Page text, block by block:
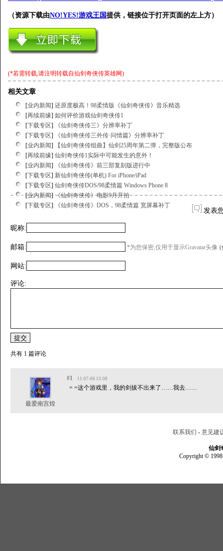
（资源下载由NO!YES!游戏王国提供，链接位于打开页面的左上方）
(*若需转载,请注明转载自仙剑奇侠传英雄网)
相关文章
[业内新闻] 还原度极高！98柔情版《仙剑奇侠传》音乐精选
[再续前缘] 如何评价游戏仙剑奇侠传1
[下载专区]
《仙剑奇侠传三》分辨率补丁
[下载专区]
《仙剑奇侠传三外传·问情篇》分辨率补丁
[业内新闻]
【仙剑奇侠传组曲】仙剑25周年第二弹，完整版公布
[再续前缘] 仙剑奇侠传1实际中可能发生的意外！
[业内新闻]
《仙剑奇侠传》前三部复刻版进行中
[下载专区] 新仙剑奇侠传(单机) For iPhone/iPad
[下载专区] 仙剑奇侠传DOS/98柔情篇 Windows Phone 8
[业内新闻] 《仙剑奇侠传》电影9月开拍
[下载专区] 《仙剑奇侠传》DOS，98柔情篇 宽屏幕补丁
发表
昵称:
邮箱: *为您保密,仅用于显示Gravatar头像 (
网站:
评论:
共有 1 篇评论
最爱南宫煌
#1 11-07-06 13:08
= =这个游戏里，我的剑拔不出来了……我去……
联系我们 - 意见建
仙剑
Copyright © 1998